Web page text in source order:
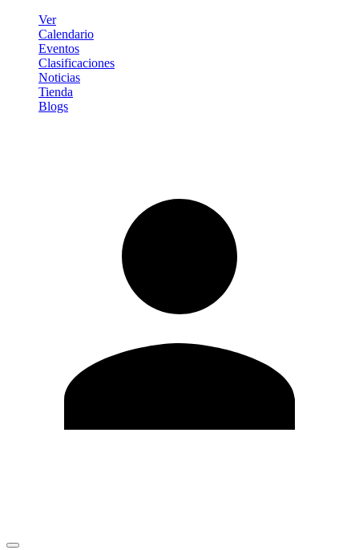
Ver
Calendario
Eventos
Clasificaciones
Noticias
Tienda
Blogs